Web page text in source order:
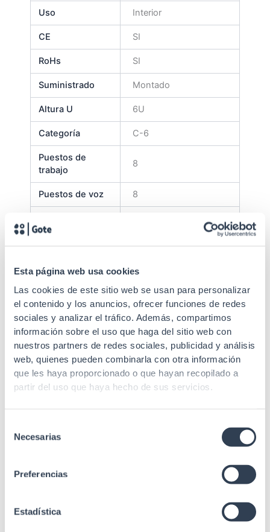
Esta página web usa cookies
Las cookies de este sitio web se usan para personalizar
el contenido y los anuncios, ofrecer funciones de redes
sociales y analizar el tráfico. Además, compartimos
información sobre el uso que haga del sitio web con
nuestros partners de redes sociales, publicidad y análisis
web, quienes pueden combinarla con otra información
que les haya proporcionado o que hayan recopilado a
partir del uso que haya hecho de sus servicios.
Necesarias
Preferencias
Estadística
Uso Interior
CE SI
RoHs SI
Suministrado Montado
Altura U 6U
Categoría C-6
Puestos de
trabajo
8
Puestos de voz 8
datos
Contiene
1 Panel 31GT12PU5 2
16 Latiguillos
50U605GRK 1 Swith
RPSW8G
Estándares
capa pieza lleva su
estándar., No aplica.
Es un kit
Productos relacionados